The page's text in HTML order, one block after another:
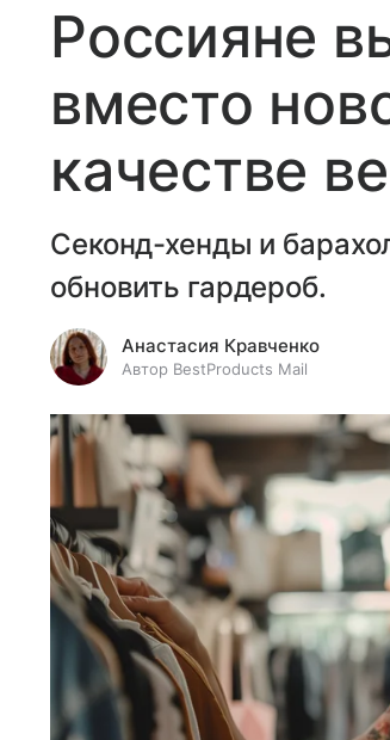
Россияне
вместо
качестве
Секонд-хенды и
обновить гардероб.
Анастасия Кравченко
Автор BestProducts Mail